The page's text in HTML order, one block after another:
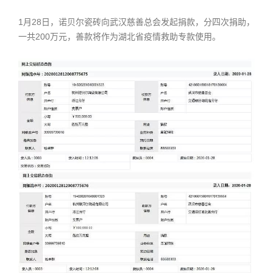
1月28日，诺贝尔瓷砖向武汉慈善总会发起捐款，分四次捐助，
一共200万元，善款将作为湖北省疫情救助专款使用。